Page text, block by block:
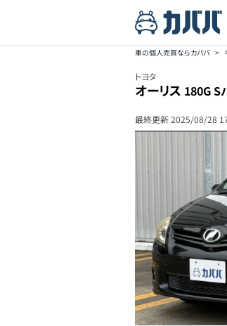
車の個人売買ならカババ >
トヨタ
オーリス 180G S
最終更新2025/08/28